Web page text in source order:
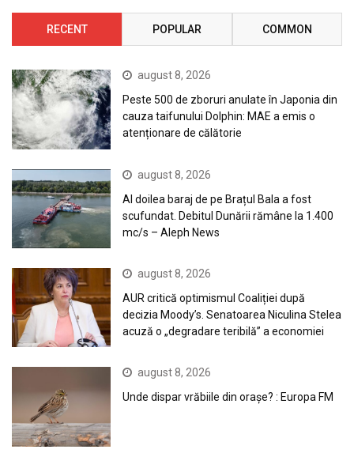
RECENT POPULAR COMMON
august 8, 2026
Peste 500 de zboruri anulate în Japonia din
cauza taifunului Dolphin: MAE a emis o
atenționare de călătorie
august 8, 2026
Al doilea baraj de pe Brațul Bala a fost
scufundat. Debitul Dunării rămâne la 1.400
mc/s – Aleph News
august 8, 2026
AUR critică optimismul Coaliției după
decizia Moody’s. Senatoarea Niculina Stelea
acuză o „degradare teribilă” a economiei
august 8, 2026
Unde dispar vrăbiile din orașe? : Europa FM